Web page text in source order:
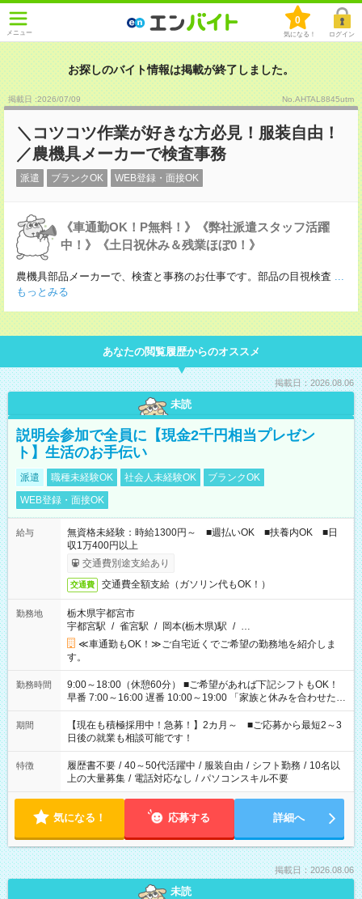
メニュー
0
気になる！ ログイン
お探しのバイト情報は掲載が終了しました。
掲載日 :2026/07/09 No.AHTAL8845utm
＼コツコツ作業が好きな方必見！服装自由！
／農機具メーカーで検査事務
派遣 ブランクOK WEB登録・面接OK
《車通勤OK！P無料！》《弊社派遣スタッフ活躍
中！》《土日祝休み＆残業ほぼ0！》
農機具部品メーカーで、検査と事務のお仕事です。部品の目視検査 ...
もっとみる
あなたの閲覧履歴からのオススメ
掲載日：2026.08.06
未読
説明会参加で全員に【現金2千円相当プレゼン
ト】生活のお手伝い
派遣 職種未経験OK 社会人未経験OK
ブランクOK
WEB登録・面接OK
給与
無資格未経験：時給1300円～ ■週払いOK ■扶養内OK ■日
収1万400円以上
交通費別途支給あり
交通費 交通費全額支給（ガソリン代もOK！）
勤務地
栃木県宇都宮市
宇都宮駅 / 雀宮駅 / 岡本(栃木県)駅 / …
≪車通勤もOK！≫ご自宅近くでご希望の勤務地を紹介しま
す。
勤務時間
9:00～18:00（休憩60分） ■ご希望があれば下記シフトもOK！
早番 7:00～16:00 遅番 10:00～19:00 「家族と休みを合わせた
い」 「余裕を持って夕飯の準備がしたい」 「できれば残業はし
たくない」 など、ご希望を教えてくださいね。 ※Wワーク希望
の方へ 今ご覧のお仕事で希望する勤務時間と、もう1つのお仕事
の勤務時間。 合計で週40時間を超える場合は応募できません。
期間
【現在も積極採用中！急募！】2カ月～ ■ご応募から最短2～3
日後の就業も相談可能です！
特徴 履歴書不要 / 40～50代活躍中 / 服装自由 / シフト勤務 / 10名以
上の大量募集 / 電話対応なし / パソコンスキル不要
気になる！ 応募する 詳細へ
掲載日：2026.08.06
未読